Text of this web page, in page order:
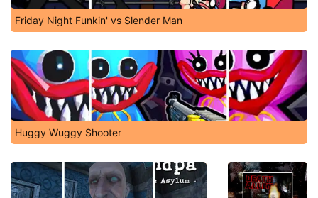
Friday Night Funkin' vs Slender Man
Huggy Wuggy Shooter